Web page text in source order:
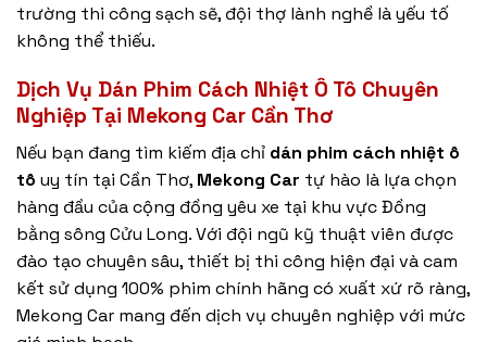
trường thi công sạch sẽ, đội thợ lành nghề là yếu tố
không thể thiếu.
Dịch Vụ Dán Phim Cách Nhiệt Ô Tô Chuyên
Nghiệp Tại Mekong Car Cần Thơ
Nếu bạn đang tìm kiếm địa chỉ dán phim cách nhiệt ô
tô uy tín tại Cần Thơ, Mekong Car tự hào là lựa chọn
hàng đầu của cộng đồng yêu xe tại khu vực Đồng
bằng sông Cửu Long. Với đội ngũ kỹ thuật viên được
đào tạo chuyên sâu, thiết bị thi công hiện đại và cam
kết sử dụng 100% phim chính hãng có xuất xứ rõ ràng,
Mekong Car mang đến dịch vụ chuyên nghiệp với mức